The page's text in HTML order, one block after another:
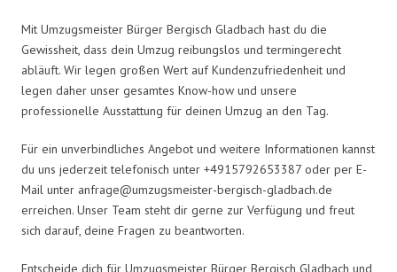
Mit Umzugsmeister Bürger Bergisch Gladbach hast du die
Gewissheit, dass dein Umzug reibungslos und termingerecht
abläuft. Wir legen großen Wert auf Kundenzufriedenheit und
legen daher unser gesamtes Know-how und unsere
professionelle Ausstattung für deinen Umzug an den Tag.
Für ein unverbindliches Angebot und weitere Informationen kannst
du uns jederzeit telefonisch unter +4915792653387 oder per E-
Mail unter anfrage@umzugsmeister-bergisch-gladbach.de
erreichen. Unser Team steht dir gerne zur Verfügung und freut
sich darauf, deine Fragen zu beantworten.
Entscheide dich für Umzugsmeister Bürger Bergisch Gladbach und